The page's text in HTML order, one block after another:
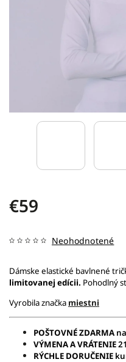
€59
Neohodnotené
Dámske elastické bavlnené
limitovanej edícii. Pohodlný
Vyrobila značka miestni
POŠTOVNÉ ZDARMA
VÝMENA A VRÁTENIE
RÝCHLE DORUČENIE